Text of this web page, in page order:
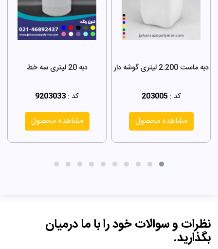
دبه ماست 2.200 لیتری گوشه دار
کد :203005
مشاهده محصول
دبه 20 لیتری سه خط
کد : 9203033
مشاهده محصول
نظرات و سوالات خود را با ما درمیان
بگذارید.